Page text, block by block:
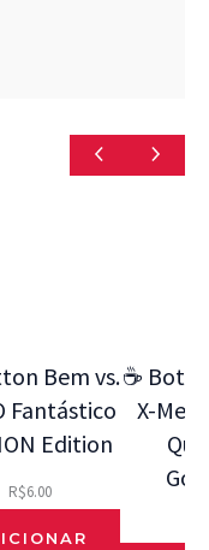
Bem vs.
Fantástico
Edition
R$6.00
☕
X-Men